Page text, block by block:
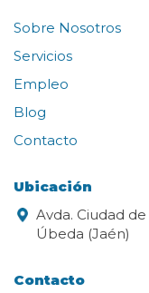
Sobre Nosotros
Servicios
Empleo
Blog
Contacto
Ubicación
Avda. Ciudad
Úbeda (Jaén)
Contacto